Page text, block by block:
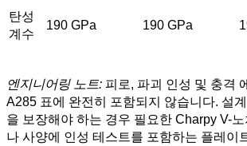
탄성
계수
190 GPa 190 GPa
엔지니어링 노트: 피로, 파괴 인성 및 충격
A285 표에 완전히 포함되지 않습니다. 설
을 보장해야 하는 경우 필요한 Charpy V-
나 사양에 인성 테스트를 포함하는 플레이